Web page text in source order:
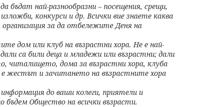
най-разнообразни – посещения, срещи,
конкурси и др. Всички вие знаете каква
за да отбележите Деня на
дом или клуб на възрастни хора. Не е най-
са били деца и младежи или възрастни; дали
читалището, дома за възрастни хора, клуба
е жестът и зачитането на възрастните хора
до ваши колеги, приятели и
бъдем Общество на всички възрасти.